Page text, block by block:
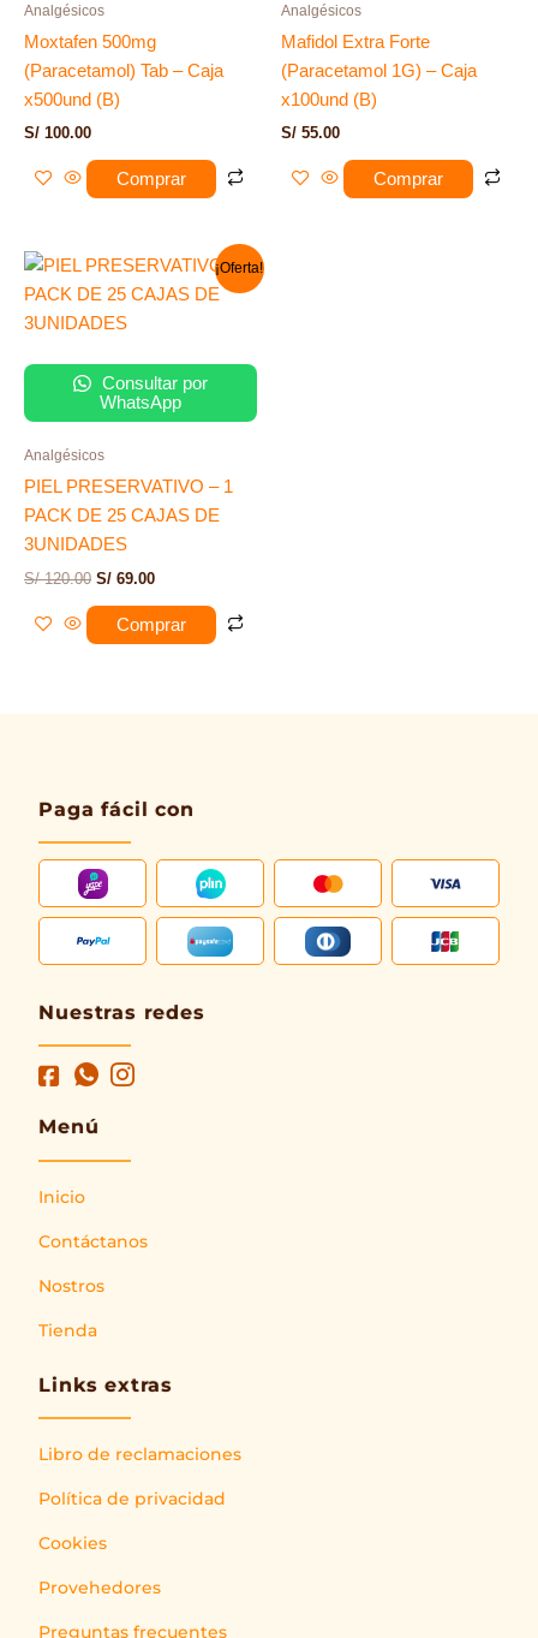
Analgésicos
Moxtafen 500mg
(Paracetamol) Tab – Caja
x500und (B)
S/ 100.00
Comprar
Analgésicos
Mafidol Extra Forte
(Paracetamol 1G) – Caja
x100und (B)
S/ 55.00
Comprar
¡Oferta!
Consultar por
WhatsApp
Analgésicos
PIEL PRESERVATIVO – 1
PACK DE 25 CAJAS DE
3UNIDADES
S/120.00
El
original
era:
S/ 69.00
El
actual
Comprar
Paga fácil con
Nuestras redes
Menú
Inicio
Contáctanos
Nostros
Tienda
Links extras
Libro de reclamaciones
Política de privacidad
Cookies
Provehedores
Preguntas frecuentes